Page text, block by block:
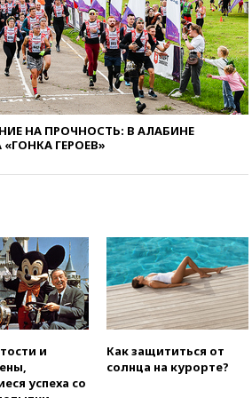
нанести ущерб экономике в
размере €800 млрд
14:49Пентагон озаботился
критикой Трампа по поводу
дефицита боеприпасов
украинец за шпионаж на
оборонном предприятии
14:19
Масштабный сбой
произошел в рунете
14:14
«Ведомости»: Озон банк
не пострадает от британских
санкций
Медведев назвал
Японию вассалом США
13:45
НА ПРОЧНОСТЬ: В АЛАБИНЕ
ГЕРОЕВ»
и
успеха со
Как защититься от
солнца на курорте?